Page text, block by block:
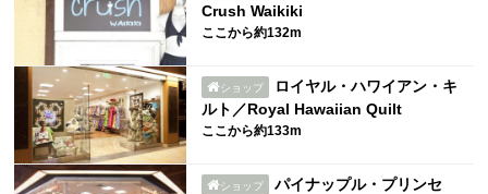
Crush Waikiki
ここから約132m
ショップ
ロイヤル・ハワイアン・キ
ルト／Royal Hawaiian Quilt
ここから約133m
ショップ
パイナップル・プリンセ